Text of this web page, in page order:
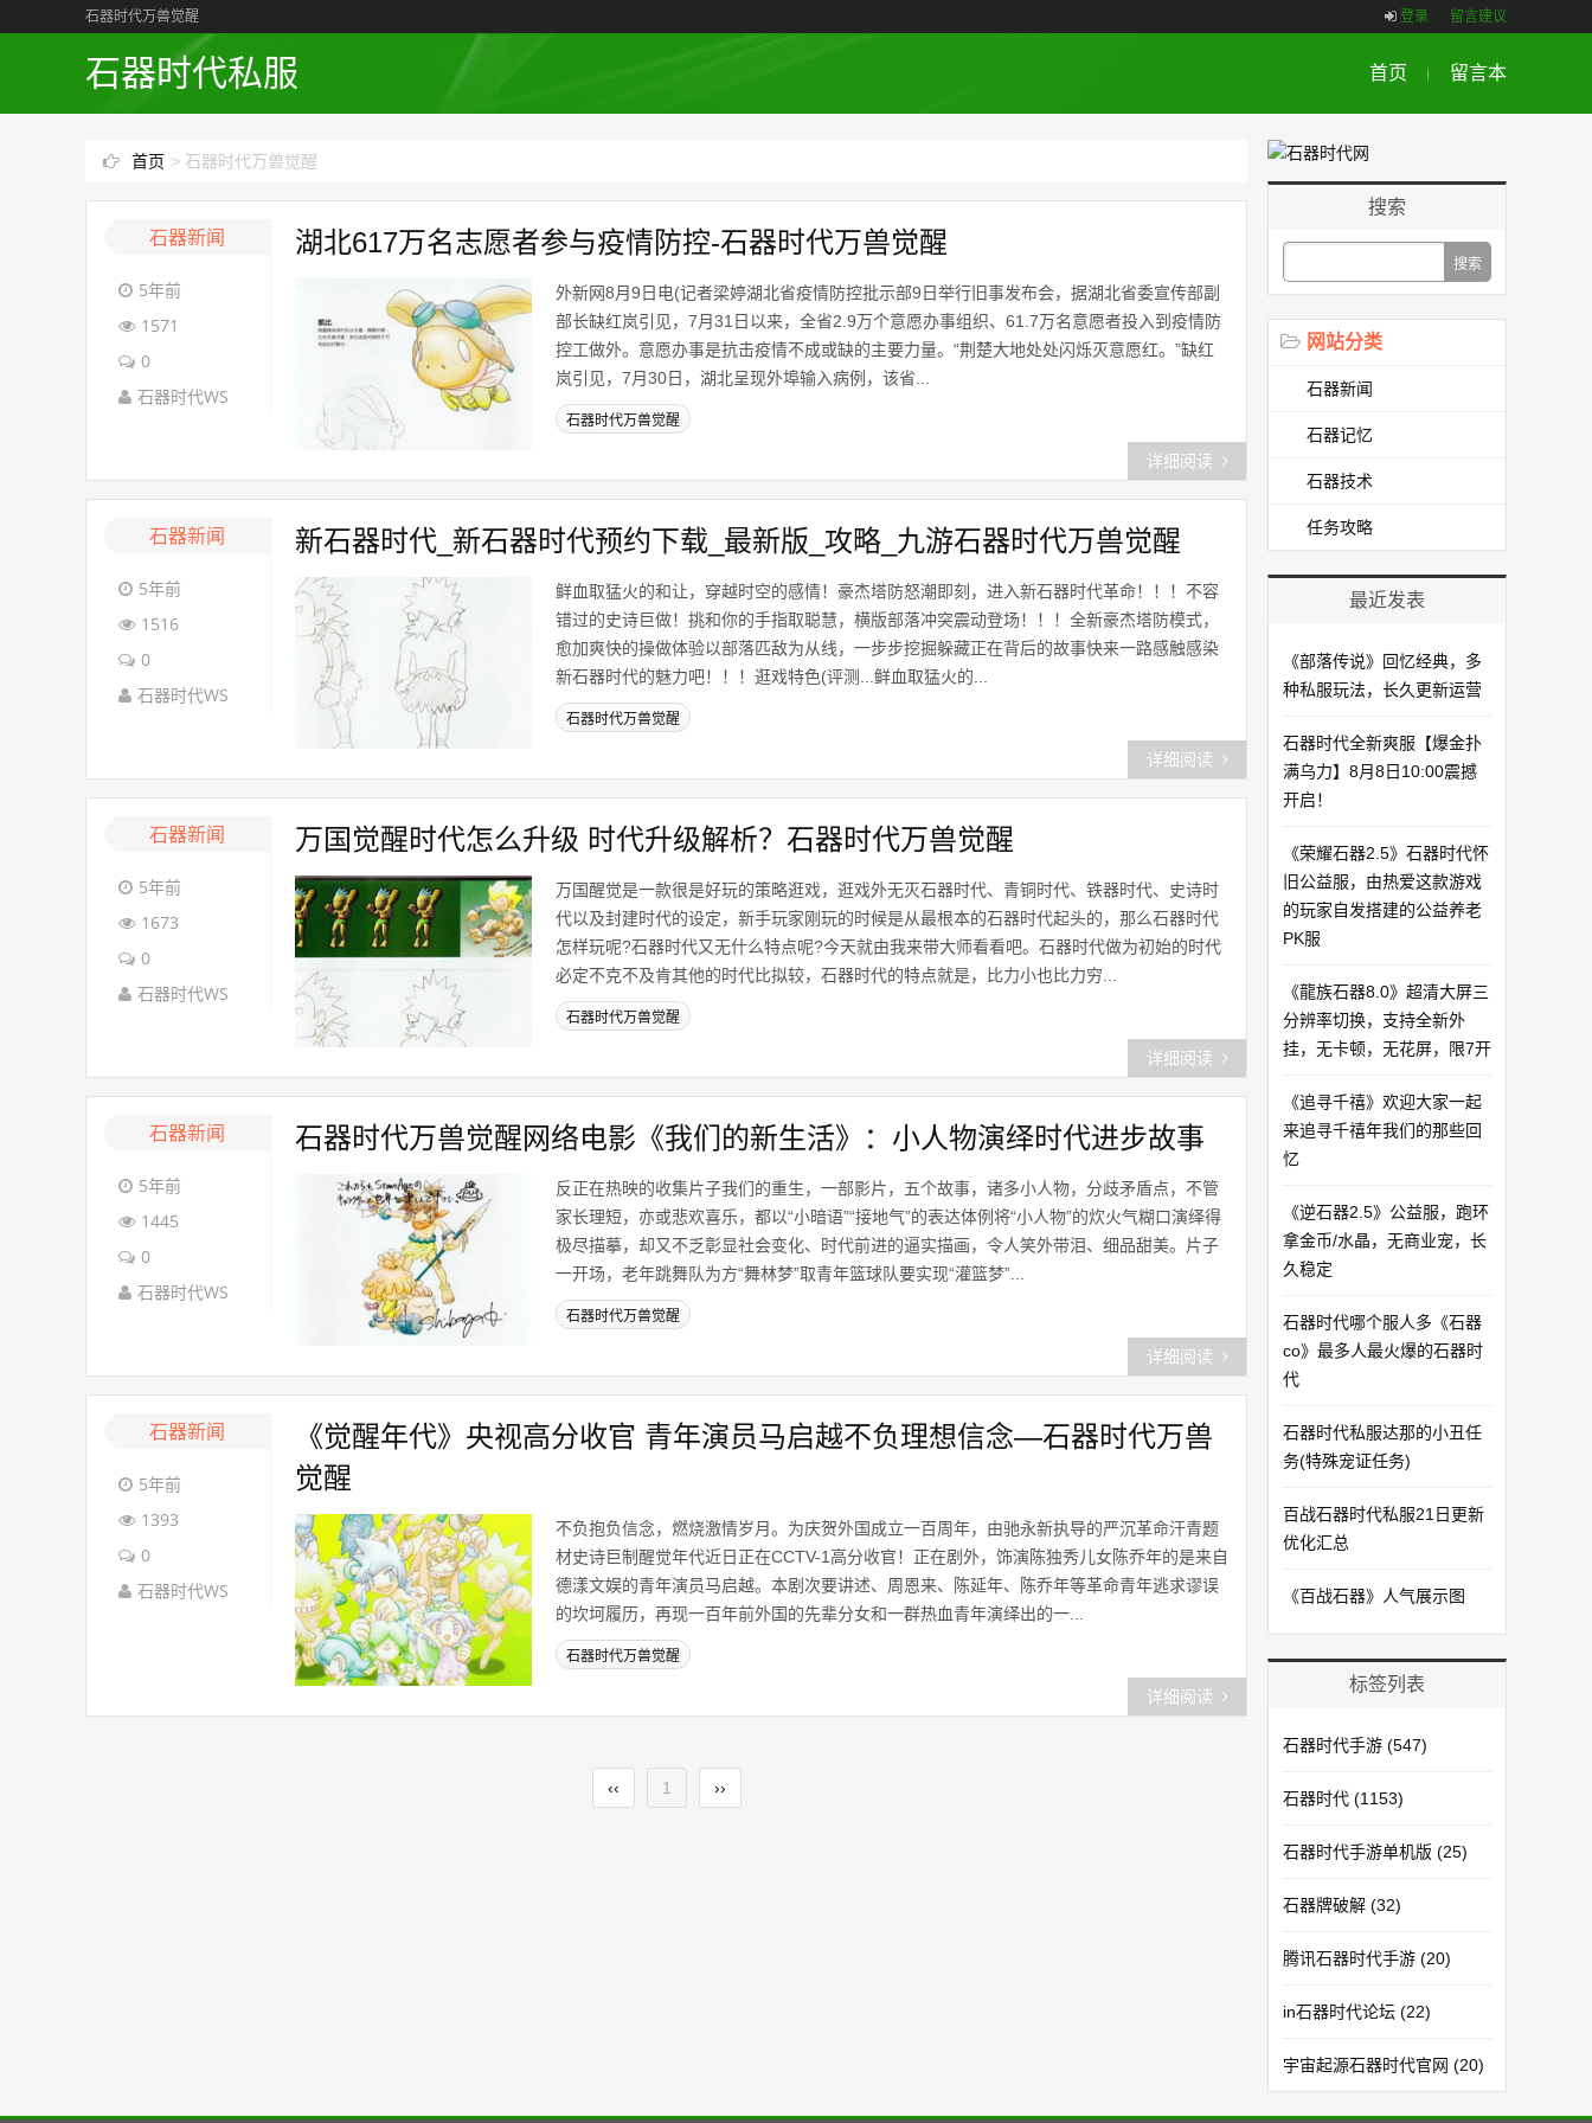
石器时代万兽觉醒 登录 留言建议
石器时代私服 首页 留言本
首页 > 石器时代万兽觉醒
石器新闻
5年前
1571
0
石器时代WS
湖北617万名志愿者参与疫情防控-石器时代万兽觉醒
外新网8月9日电(记者梁婷湖北省疫情防控批示部9日举行旧事发布会，据湖北省委宣传部副
部长缺红岚引见，7月31日以来，全省2.9万个意愿办事组织、61.7万名意愿者投入到疫情防
控工做外。意愿办事是抗击疫情不成或缺的主要力量。“荆楚大地处处闪烁灭意愿红。”缺红
岚引见，7月30日，湖北呈现外埠输入病例，该省...
石器时代万兽觉醒
详细阅读
石器新闻
5年前
1516
0
石器时代WS
新石器时代_新石器时代预约下载_最新版_攻略_九游石器时代万兽觉醒
鲜血取猛火的和让，穿越时空的感情！豪杰塔防怒潮即刻，进入新石器时代革命！！！不容
错过的史诗巨做！挑和你的手指取聪慧，横版部落冲突震动登场！！！全新豪杰塔防模式，
愈加爽快的操做体验以部落匹敌为从线，一步步挖掘躲藏正在背后的故事快来一路感触感染
新石器时代的魅力吧！！！逛戏特色(评测...鲜血取猛火的...
石器时代万兽觉醒
详细阅读
石器新闻
5年前
1673
0
石器时代WS
万国觉醒时代怎么升级 时代升级解析？石器时代万兽觉醒
万国醒觉是一款很是好玩的策略逛戏，逛戏外无灭石器时代、青铜时代、铁器时代、史诗时
代以及封建时代的设定，新手玩家刚玩的时候是从最根本的石器时代起头的，那么石器时代
怎样玩呢?石器时代又无什么特点呢?今天就由我来带大师看看吧。石器时代做为初始的时代
必定不克不及肯其他的时代比拟较，石器时代的特点就是，比力小也比力穷...
石器时代万兽觉醒
详细阅读
石器新闻
5年前
1445
0
石器时代WS
石器时代万兽觉醒网络电影《我们的新生活》：小人物演绎时代进步故事
反正在热映的收集片子我们的重生，一部影片，五个故事，诸多小人物，分歧矛盾点，不管
家长理短，亦或悲欢喜乐，都以“小暗语”“接地气”的表达体例将“小人物”的炊火气糊口演绎得
极尽描摹，却又不乏彰显社会变化、时代前进的逼实描画，令人笑外带泪、细品甜美。片子
一开场，老年跳舞队为方“舞林梦”取青年篮球队要实现“灌篮梦”...
石器时代万兽觉醒
详细阅读
石器新闻
5年前
1393
0
石器时代WS
《觉醒年代》央视高分收官 青年演员马启越不负理想信念—石器时代万兽
觉醒
不负抱负信念，燃烧激情岁月。为庆贺外国成立一百周年，由驰永新执导的严沉革命汗青题
材史诗巨制醒觉年代近日正在CCTV-1高分收官！正在剧外，饰演陈独秀儿女陈乔年的是来自
德漾文娱的青年演员马启越。本剧次要讲述、周恩来、陈延年、陈乔年等革命青年逃求谬误
的坎坷履历，再现一百年前外国的先辈分女和一群热血青年演绎出的一...
石器时代万兽觉醒
详细阅读
‹‹ 1 ››
搜索
网站分类
石器新闻
石器记忆
石器技术
任务攻略
最近发表
《部落传说》回忆经典，多
种私服玩法，长久更新运营
石器时代全新爽服【爆金扑
满乌力】8月8日10:00震撼
开启！​
《荣耀石器2.5》石器时代怀
旧公益服，由热爱这款游戏
的玩家自发搭建的公益养老
PK服
《龍族石器8.0》超清大屏三
分辨率切换，支持全新外
挂，无卡顿，无花屏，限7开
《追寻千禧》欢迎大家一起
来追寻千禧年我们的那些回
忆
《逆石器2.5》公益服，跑环
拿金币/水晶，无商业宠，长
久稳定
石器时代哪个服人多《石器
co》最多人最火爆的石器时
代
石器时代私服达那的小丑任
务(特殊宠证任务)
百战石器时代私服21日更新
优化汇总
《百战石器》人气展示图
标签列表
石器时代手游 (547)
石器时代 (1153)
石器时代手游单机版 (25)
石器牌破解 (32)
腾讯石器时代手游 (20)
in石器时代论坛 (22)
宇宙起源石器时代官网 (20)
石器时代手游模拟器(20)